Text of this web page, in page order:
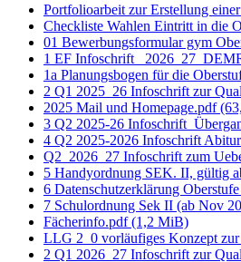
Portfolioarbeit zur Erstellung
Checkliste Wahlen Eintritt in die
01 Bewerbungsformular gym
1 EF Infoschrift_
1a Planungsbogen für die
2 Q1 2025_26 Infoschrift zur
2025 Mail und Homepage.pdf
3 Q2 2025-26
4 Q2 2025-2026 Infoschrift
Q2_2026_27 Infoschrift zum
5 Handyordnung SEK. II, gültig
6 Datenschutzerklärung
7 Schulordnung Sek II (ab Nov
Fächerinfo.pdf(1,2 MiB)
LLG 2_0 vorläufiges Konzept
2 Q1 2026_27 Infoschrift zur